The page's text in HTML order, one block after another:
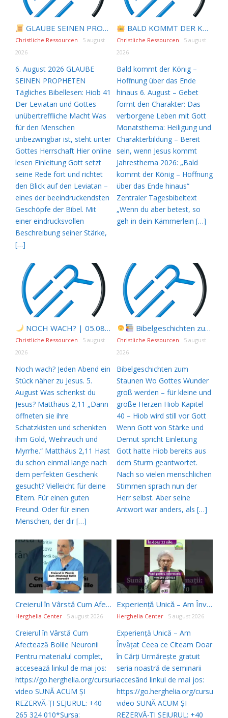
GLAUBE SEINEN PROPHETEN | Bibelstudium |
Christliche Ressourcen
5 august
2026
6. August 2026 GLAUBE
SEINEN PROPHETEN
Tägliches Bibellesen: Hiob 41
Der Leviatan und Gottes
unübertreffliche Macht Was
für den Menschen
unbezwingbar ist, steht unter
Gottes Herrschaft Hier online
lesen Einleitung Gott setzt
seine Rede fort und richtet
den Blick auf den Leviatan –
eines der beeindruckendsten
Geschöpfe der Bibel. Mit
einer eindrucksvollen
Beschreibung seiner Stärke,
[…]
BALD KOMMT DER KÖNIG | 06.08.2026 |
Christliche Ressourcen
5 august
2026
Bald kommt der König –
Hoffnung über das Ende
hinaus 6. August – Gebet
formt den Charakter: Das
verborgene Leben mit Gott
Monatsthema: Heiligung und
Charakterbildung – Bereit
sein, wenn Jesus kommt
Jahresthema 2026: „Bald
kommt der König – Hoffnung
über das Ende hinaus“
Zentraler Tagesbibeltext
„Wenn du aber betest, so
geh in dein Kämmerlein […]
NOCH WACH? | 05.08.2026 | Was schenkst du Jesus?
Christliche Ressourcen
5 august
2026
Noch wach? Jeden Abend ein
Stück näher zu Jesus. 5.
August Was schenkst du
Jesus? Matthäus 2,11 „Dann
öffneten sie ihre
Schatzkisten und schenkten
ihm Gold, Weihrauch und
Myrrhe.“ Matthäus 2,11 Hast
du schon einmal lange nach
dem perfekten Geschenk
gesucht? Vielleicht für deine
Eltern. Für einen guten
Freund. Oder für einen
Menschen, der dir […]
Bibelgeschichten zum Staunen | 05.08.2026 |
Christliche Ressourcen
5 august
2026
Bibelgeschichten zum
Staunen Wo Gottes Wunder
groß werden – für kleine und
große Herzen Hiob Kapitel
40 – Hiob wird still vor Gott
Wenn Gott von Stärke und
Demut spricht Einleitung
Gott hatte Hiob bereits aus
dem Sturm geantwortet.
Nach so vielen menschlichen
Stimmen sprach nun der
Herr selbst. Aber seine
Antwort war anders, als […]
Creierul în Vârstă Cum Afectează Bolile Neuronii #shorts
Herghelia Center 5 august 2026
Creierul în Vârstă Cum
Afectează Bolile Neuronii
Pentru materialul complet,
accesează linkul de mai jos:
https://go.herghelia.org/cursuri-
video SUNĂ ACUM ȘI
REZERVĂ-ȚI SEJURUL: +40
265 324 010*Sursa:
Experiență Unică – Am Învățat Ceea ce Citeam Doar în Cărți #shorts
Herghelia Center 5 august 2026
Experiență Unică – Am
Învățat Ceea ce Citeam Doar
în Cărți Urmărește gratuit
seria noastră de seminarii
accesând linkul de mai jos:
https://go.herghelia.org/cursuri-
video SUNĂ ACUM ȘI
REZERVĂ-ȚI SEJURUL: +40